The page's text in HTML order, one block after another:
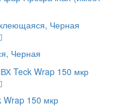
Черная
Wrap 150 мкр